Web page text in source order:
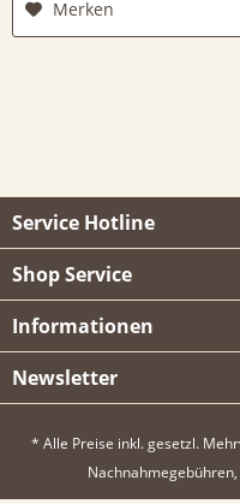
Merken
Service Hotline
Shop Service
Informationen
Newsletter
* Alle Preise inkl. gesetzl.